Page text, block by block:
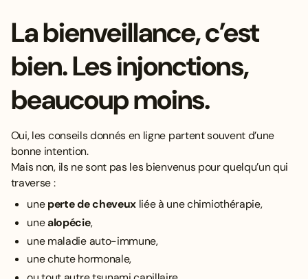
La bienveillance, c’est
bien. Les injonctions,
beaucoup moins.
Oui, les conseils donnés en ligne partent souvent d’une
bonne intention.
Mais non, ils ne sont pas les bienvenus pour quelqu’un qui
traverse :
uneperte de cheveuxliée à une chimiothérapie,
unealopécie,
une maladie auto-immune,
une chute hormonale,